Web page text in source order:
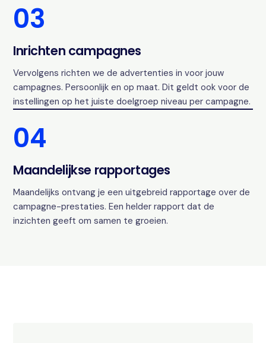
03
Inrichten campagnes
Vervolgens richten we de advertenties in voor jouw
campagnes. Persoonlijk en op maat. Dit geldt ook voor de
instellingen op het juiste doelgroep niveau per campagne.
04
Maandelijkse rapportages
Maandelijks ontvang je een uitgebreid rapportage over de
campagne-prestaties. Een helder rapport dat de
inzichten geeft om samen te groeien.